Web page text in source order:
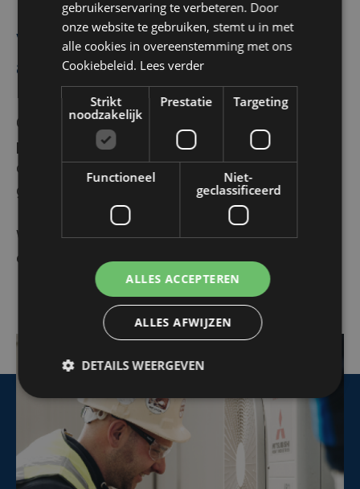
Moderne HVAC-accessoires
voor verwarming, ventilatie en
airconditioning
Of het nu gaat omdraagbare airco's
programmeerbare thermostaten
- Algeco brengt
deze slimme HVAC-accessoires naar elke
gewenste locatie.
We staan klaar om van uwmodulaire constructies
een plezierige werkplek te maken
gebruikerservaring te verbeteren. Door
onze website te gebruiken, stemt u in met
alle cookies in overeenstemming met ons
Cookiebeleid. Lees verder
Strikt
noodzakelijk
Prestatie Targeting
Functioneel
Niet-
geclassificeerd
ALLES ACCEPTEREN
ALLES AFWIJZEN
DETAILS WEERGEVEN